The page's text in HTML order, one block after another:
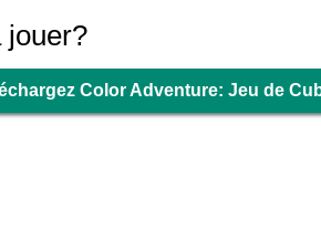
jouer?
Color Adventure: Jeu de